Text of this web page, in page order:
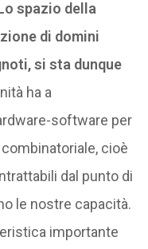
spazio della
di domini
si sta dunque
ha a
software per
cioè
dal punto di
le nostre capacità.
importante